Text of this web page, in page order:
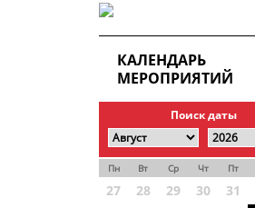
КАЛЕНДАРЬ
МЕРОПРИЯТИЙ
Поиск даты
Пн Вт Ср Чт Пт
27 28 29 30 31